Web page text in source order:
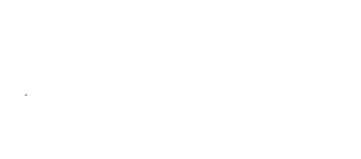
.